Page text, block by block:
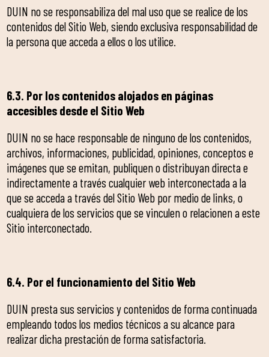
DUIN no se responsabiliza del mal uso que se realice de los
contenidos del Sitio Web, siendo exclusiva responsabilidad de
la persona que acceda a ellos o los utilice.
6.3. Por los contenidos alojados en páginas
accesibles desde el Sitio Web
DUIN no se hace responsable de ninguno de los contenidos,
archivos, informaciones, publicidad, opiniones, conceptos e
imágenes que se emitan, publiquen o distribuyan directa e
indirectamente a través cualquier web interconectada a la
que se acceda a través del Sitio Web por medio de links, o
cualquiera de los servicios que se vinculen o relacionen a este
Sitio interconectado.
6.4. Por el funcionamiento del Sitio Web
DUIN presta sus servicios y contenidos de forma continuada
empleando todos los medios técnicos a su alcance para
realizar dicha prestación de forma satisfactoria.